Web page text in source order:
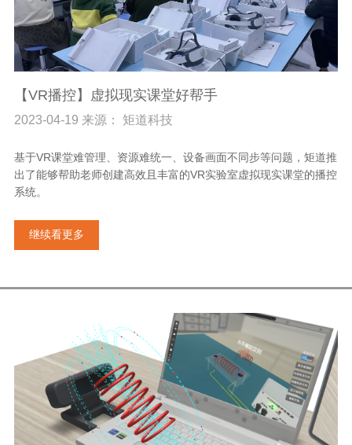
【VR播控】虚拟现实课堂好帮手
2023-04-19 来源： 矩道科技
基于VR课堂难管理、资源难统一、设备画面不同步等问题，矩道推
出了能够帮助老师创建高效且丰富的VR实验室虚拟现实课堂的播控
系统。
继续看更多